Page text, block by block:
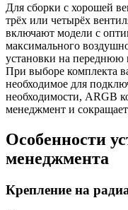
Для сборки с хорошей
трёх или четырёх
включают модели с
максимального
установки на переднюю
При выборе комплекта
необходимое для
необходимости, ARGB
менеджмент и
Особенности
менеджмента
Крепление на